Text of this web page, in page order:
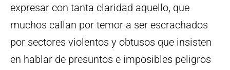
expresar con tanta claridad aquello, que
muchos callan por temor a ser escrachados
por sectores violentos y obtusos que insisten
en hablar de presuntos e imposibles peligros